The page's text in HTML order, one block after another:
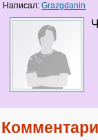
Написал:Grazgdanin